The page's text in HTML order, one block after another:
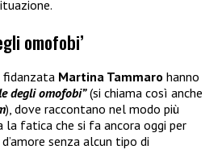
omofobi’
fidanzata Martina Tammaro hanno
degli omofobi”(si chiama così anche
), dove raccontano nel modo più
fatica che si fa ancora oggi per
senza alcun tipo di